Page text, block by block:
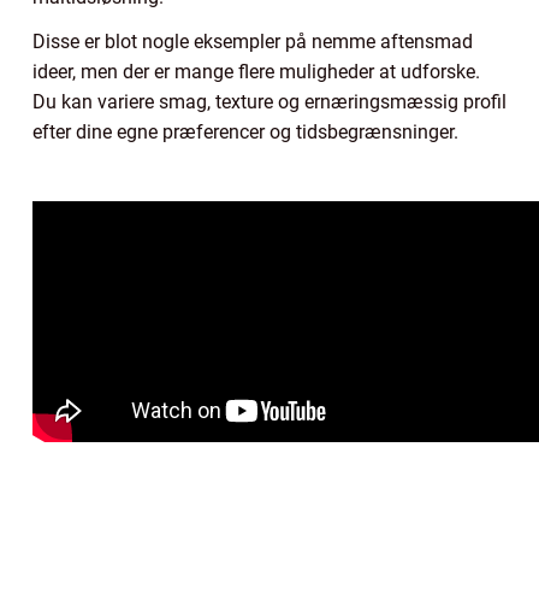
Disse er blot nogle eksempler på nemme aftensmad
ideer, men der er mange flere muligheder at udforske.
Du kan variere smag, texture og ernæringsmæssig profil
efter dine egne præferencer og tidsbegrænsninger.